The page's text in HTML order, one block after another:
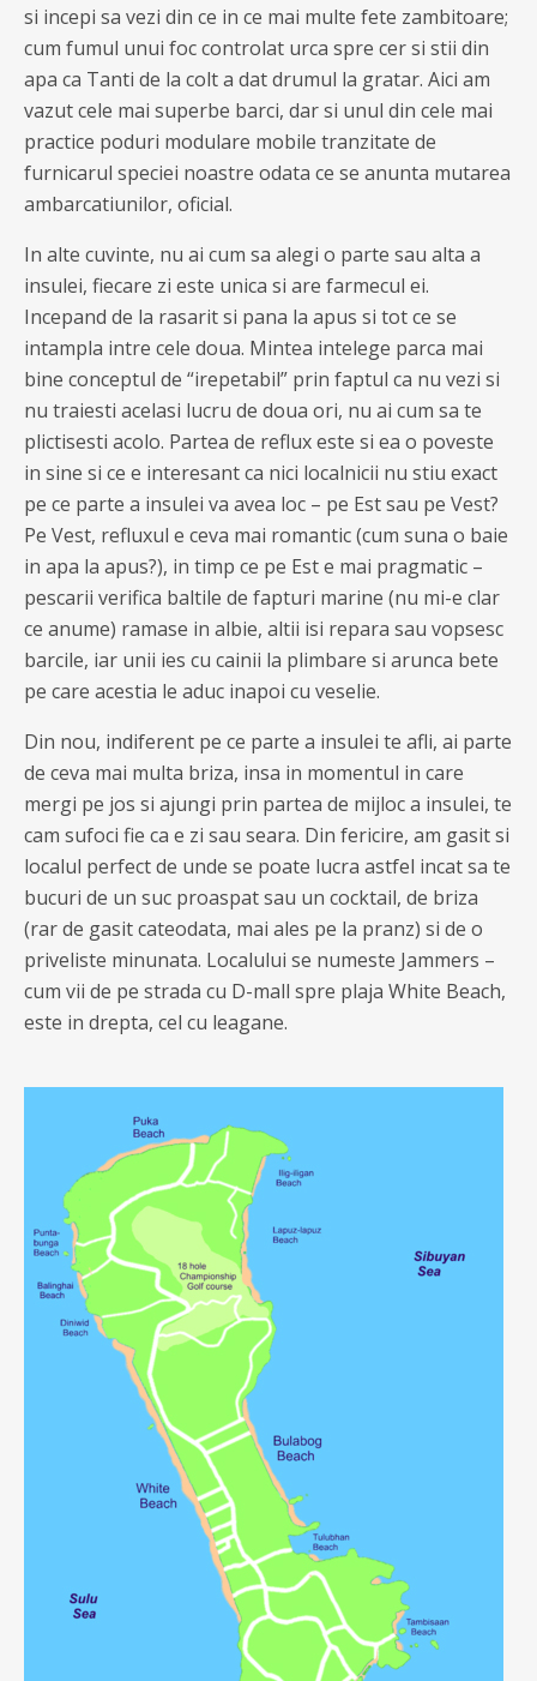
si incepi sa vezi din ce in ce mai multe fete zambitoare;
cum fumul unui foc controlat urca spre cer si stii din
apa ca Tanti de la colt a dat drumul la gratar. Aici am
vazut cele mai superbe barci, dar si unul din cele mai
practice poduri modulare mobile tranzitate de
furnicarul speciei noastre odata ce se anunta mutarea
ambarcatiunilor, oficial.
In alte cuvinte, nu ai cum sa alegi o parte sau alta a
insulei, fiecare zi este unica si are farmecul ei.
Incepand de la rasarit si pana la apus si tot ce se
intampla intre cele doua. Mintea intelege parca mai
bine conceptul de “irepetabil” prin faptul ca nu vezi si
nu traiesti acelasi lucru de doua ori, nu ai cum sa te
plictisesti acolo. Partea de reflux este si ea o poveste
in sine si ce e interesant ca nici localnicii nu stiu exact
pe ce parte a insulei va avea loc – pe Est sau pe Vest?
Pe Vest, refluxul e ceva mai romantic (cum suna o baie
in apa la apus?), in timp ce pe Est e mai pragmatic –
pescarii verifica baltile de fapturi marine (nu mi-e clar
ce anume) ramase in albie, altii isi repara sau vopsesc
barcile, iar unii ies cu cainii la plimbare si arunca bete
pe care acestia le aduc inapoi cu veselie.
Din nou, indiferent pe ce parte a insulei te afli, ai parte
de ceva mai multa briza, insa in momentul in care
mergi pe jos si ajungi prin partea de mijloc a insulei, te
cam sufoci fie ca e zi sau seara. Din fericire, am gasit si
localul perfect de unde se poate lucra astfel incat sa te
bucuri de un suc proaspat sau un cocktail, de briza
(rar de gasit cateodata, mai ales pe la pranz) si de o
priveliste minunata. Localului se numeste Jammers –
cum vii de pe strada cu D-mall spre plaja White Beach,
este in drepta, cel cu leagane.